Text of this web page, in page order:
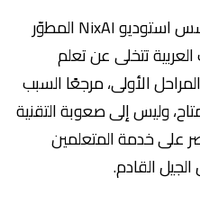
من جانبه، بيّن أحمد ناجي، مؤسس استوديو NixAI المطوّر
تتخلى عن تعلم
الأولى، مرجعًا السبب
وليس إلى صعوبة التقنية
على خدمة المتعلمين
القادم.